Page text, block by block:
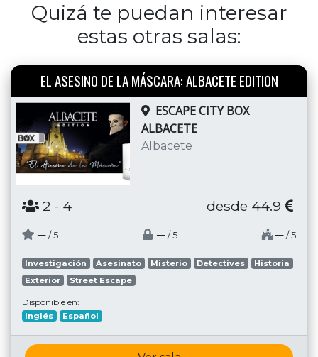
Quizá te puedan interesar
estas otras salas:
EL ASESINO DE LA MÁSCARA: ALBACETE EDITION
ESCAPE CITY BOX
ALBACETE
Albacete
2 - 4 desde 44.9
─ / 5 ─ / 5 ─ / 5
Investigación Asesinato Misterio Detectives
Historia
Exterior
Street Escape
Disponible en:
Inglés Español